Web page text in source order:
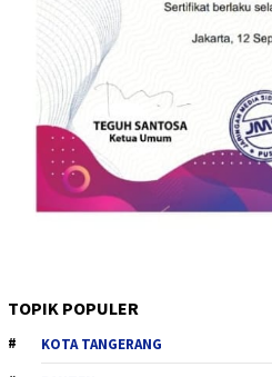
TOPIK POPULER
KOTA TANGERANG